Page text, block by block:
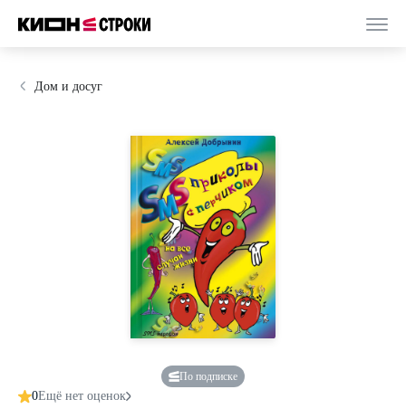
Дом и досуг
По подписке
0Ещё нет оценок